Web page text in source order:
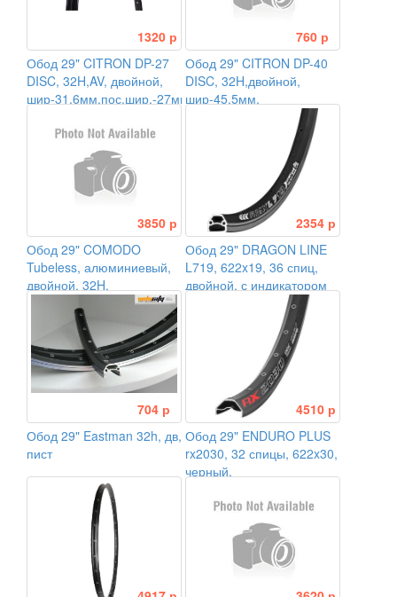
1320 р
Обод 29" CITRON DP-27
DISC, 32H,AV, двойной,
шир-31,6мм,пос.шир.-27мм,бескамерн,черный
760 р
Обод 29" CITRON DP-40
DISC, 32H,двойной,
шир-45,5мм,
пос.шир.-40мм,выс-19мм,
3850 р
Обод 29" COMODO
Tubeless, алюминиевый,
двойной, 32H,
622x30/34
2354 р
Обод 29" DRAGON LINE
L719, 622x19, 36 спиц,
двойной, с индикатором
704 р
Обод 29" Eastman 32h, дв,
пист
4510 р
Обод 29" ENDURO PLUS
rx2030, 32 спицы, 622x30,
черный.